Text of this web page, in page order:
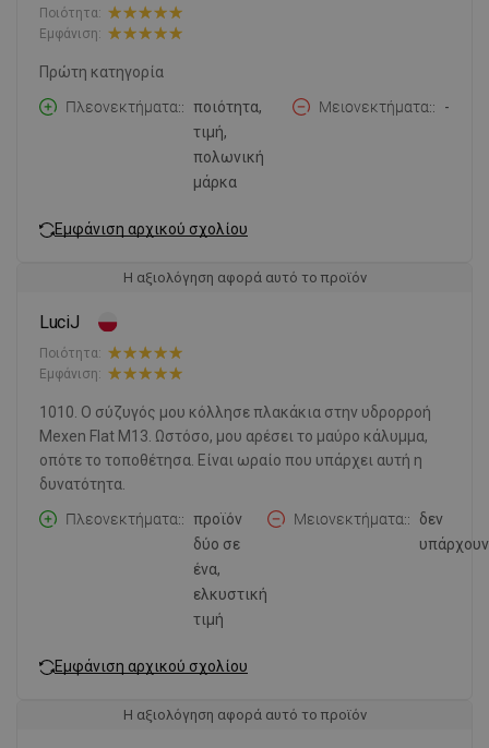
Ποιότητα:
Εμφάνιση:
Πρώτη κατηγορία
Πλεονεκτήματα:
ποιότητα,
τιμή,
πολωνική
μάρκα
Μειονεκτήματα: -
Εμφάνιση αρχικού σχολίου
Η αξιολόγηση αφορά αυτό το προϊόν
LuciJ
Ποιότητα:
Εμφάνιση:
1010. Ο σύζυγός μου κόλλησε πλακάκια στην υδρορροή
Mexen Flat M13. Ωστόσο, μου αρέσει το μαύρο κάλυμμα,
οπότε το τοποθέτησα. Είναι ωραίο που υπάρχει αυτή η
δυνατότητα.
Πλεονεκτήματα:
προϊόν
δύο σε
ένα,
ελκυστική
τιμή
Μειονεκτήματα:
δεν
υπάρχουν
Εμφάνιση αρχικού σχολίου
Η αξιολόγηση αφορά αυτό το προϊόν